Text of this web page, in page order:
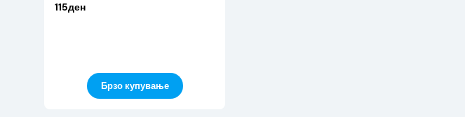
115ден
Брзо купување